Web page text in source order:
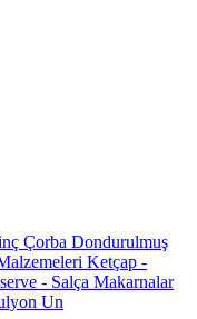
Çorba Dondurulmuş
Ketçap -
- Salça Makarnalar
Un